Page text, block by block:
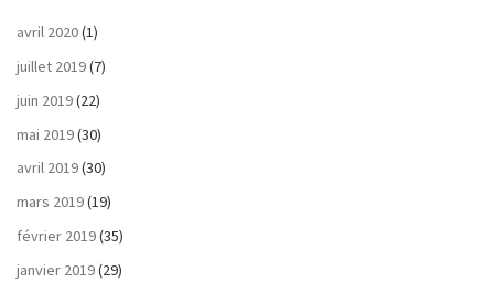
avril 2020(1)
juillet 2019(7)
juin 2019(22)
mai 2019(30)
avril 2019(30)
mars 2019(19)
février 2019(35)
janvier 2019(29)